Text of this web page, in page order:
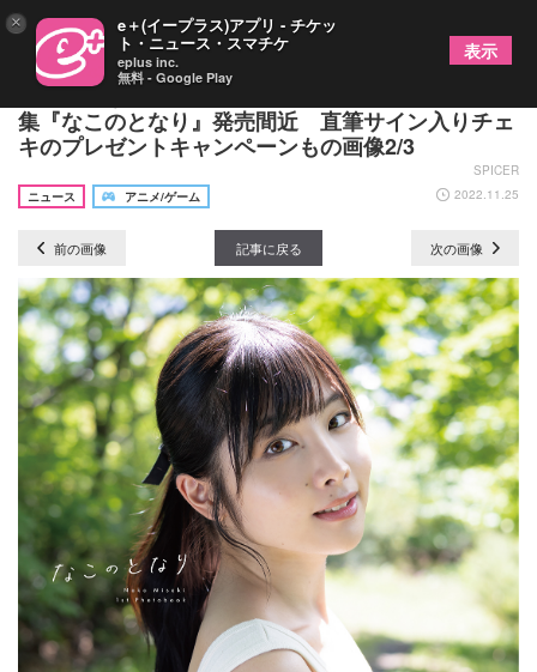
声優・岬なこが部屋着やドレス姿を披露 1st写真
集『なこのとなり』発売間近 直筆サイン入りチェ
キのプレゼントキャンペーンもの画像2/3
SPICER
ニュース
アニメ/ゲーム 2022.11.25
前の画像 記事に戻る 次の画像
× e＋(イープラス)アプリ - チケッ
ト・ニュース・スマチケ
eplus inc.
無料 - Google Play
表示